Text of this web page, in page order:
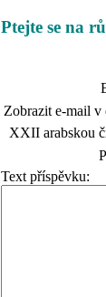
Ptejte se na
Zobrazit e-mail v
XXII arabskou
Text příspěvku: